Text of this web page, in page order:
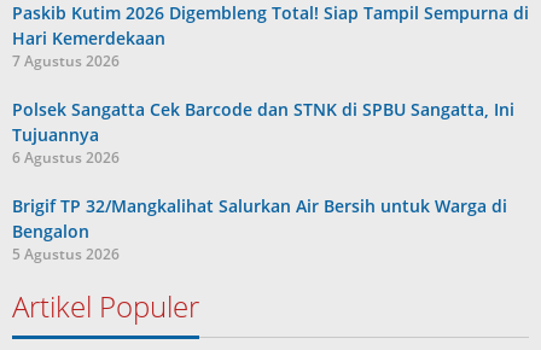
Paskib Kutim 2026 Digembleng Total! Siap Tampil Sempurna di
Hari Kemerdekaan
7 Agustus 2026
Polsek Sangatta Cek Barcode dan STNK di SPBU Sangatta, Ini
Tujuannya
6 Agustus 2026
Brigif TP 32/Mangkalihat Salurkan Air Bersih untuk Warga di
Bengalon
5 Agustus 2026
Artikel Populer